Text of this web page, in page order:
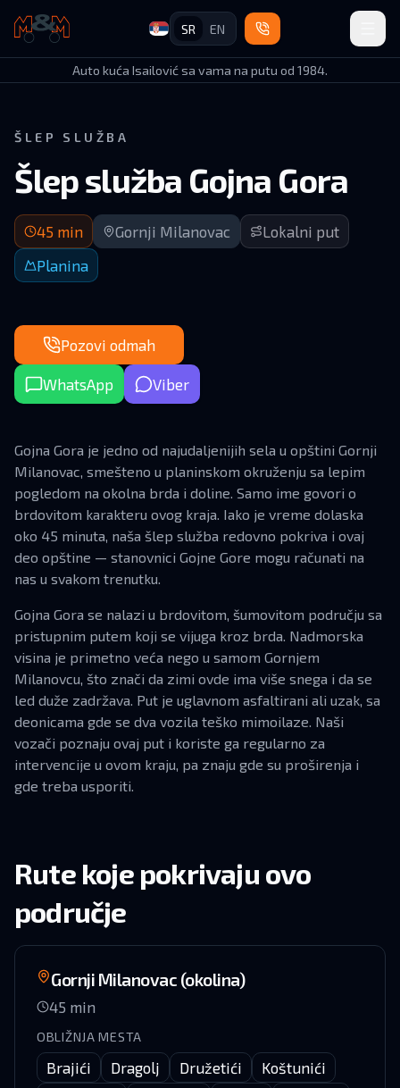
Auto Kuća Isailović
SR EN
Auto kuća Isailović sa vama na putu od 1984.
ŠLEP SLUŽBA
Šlep služba Gojna Gora
Dolazak za 45 minuta | Gornji Milanovac (okolina)
45 min Gornji Milanovac
Lokalni put
Planina
Pozovi odmah
WhatsApp Viber
Gojna Gora je jedno od najudaljenijih sela u opštini Gornji
Milanovac, smešteno u planinskom okruženju sa lepim
pogledom na okolna brda i doline. Samo ime govori o
brdovitom karakteru ovog kraja. Iako je vreme dolaska
oko 45 minuta, naša šlep služba redovno pokriva i ovaj
deo opštine — stanovnici Gojne Gore mogu računati na
nas u svakom trenutku.
Gojna Gora se nalazi u brdovitom, šumovitom području sa
pristupnim putem koji se vijuga kroz brda. Nadmorska
visina je primetno veća nego u samom Gornjem
Milanovcu, što znači da zimi ovde ima više snega i da se
led duže zadržava. Put je uglavnom asfaltirani ali uzak, sa
deonicama gde se dva vozila teško mimoilaze. Naši
vozači poznaju ovaj put i koriste ga regularno za
intervencije u ovom kraju, pa znaju gde su proširenja i
gde treba usporiti.
Rute koje pokrivaju ovo
područje
Gornji Milanovac (okolina)
45 min
OBLIŽNJA MESTA
Brajići Dragolj Družetići
Koštunići